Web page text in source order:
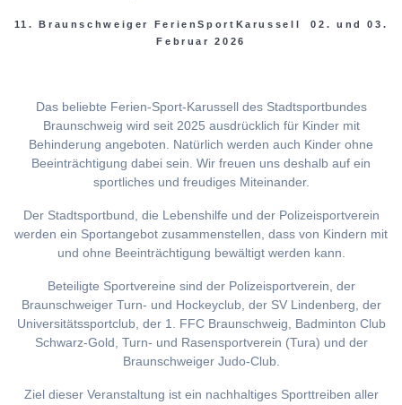
11. Braunschweiger FerienSportKarussell 02. und 03.
Februar 2026
Das beliebte Ferien-Sport-Karussell des Stadtsportbundes
Braunschweig wird seit 2025 ausdrücklich für Kinder mit
Behinderung angeboten. Natürlich werden auch Kinder ohne
Beeinträchtigung dabei sein. Wir freuen uns deshalb auf ein
sportliches und freudiges Miteinander.
Der Stadtsportbund, die Lebenshilfe und der Polizeisportverein
werden ein Sportangebot zusammenstellen, dass von Kindern mit
und ohne Beeinträchtigung bewältigt werden kann.
Beteiligte Sportvereine sind der Polizeisportverein, der
Braunschweiger Turn- und Hockeyclub, der SV Lindenberg, der
Universitätssportclub, der 1. FFC Braunschweig, Badminton Club
Schwarz-Gold, Turn- und Rasensportverein (Tura) und der
Braunschweiger Judo-Club.
Ziel dieser Veranstaltung ist ein nachhaltiges Sporttreiben aller